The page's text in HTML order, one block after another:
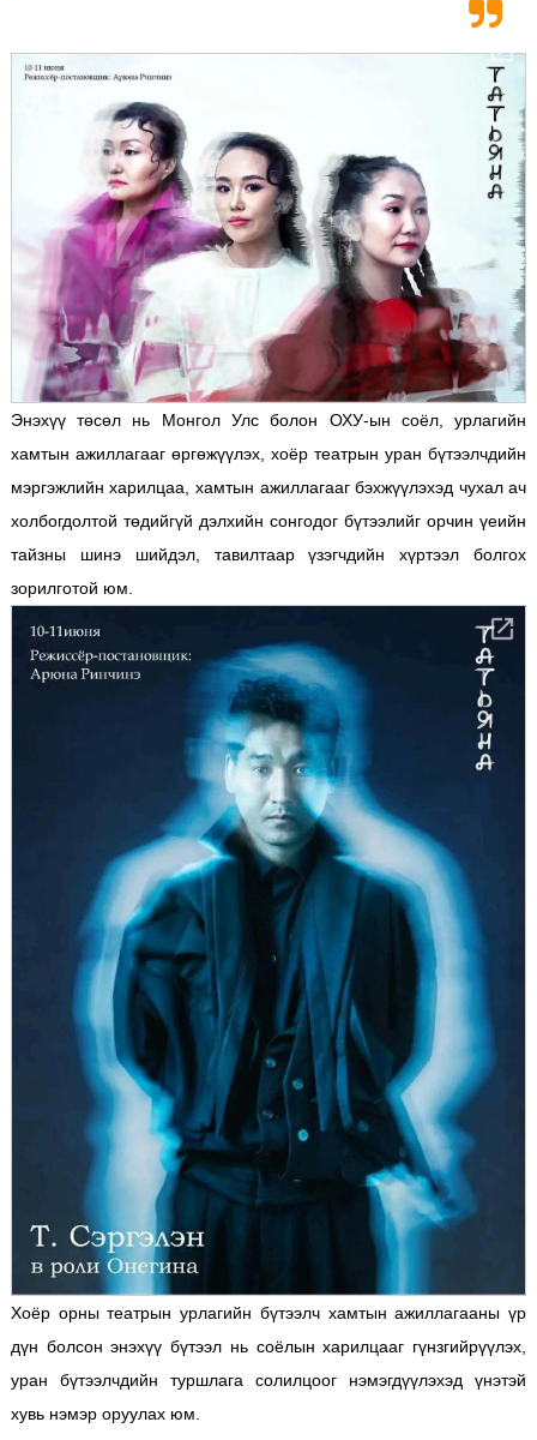
Энэхүү төсөл нь Монгол Улс болон ОХУ-ын соёл, урлагийн
хамтын ажиллагааг өргөжүүлэх, хоёр театрын уран бүтээлчдийн
мэргэжлийн харилцаа, хамтын ажиллагааг бэхжүүлэхэд чухал ач
холбогдолтой төдийгүй дэлхийн сонгодог бүтээлийг орчин үеийн
тайзны шинэ шийдэл, тавилтаар үзэгчдийн хүртээл болгох
зорилготой юм.
Хоёр орны театрын урлагийн бүтээлч хамтын ажиллагааны үр
дүн болсон энэхүү бүтээл нь соёлын харилцааг гүнзгийрүүлэх,
уран бүтээлчдийн туршлага солилцоог нэмэгдүүлэхэд үнэтэй
хувь нэмэр оруулах юм.